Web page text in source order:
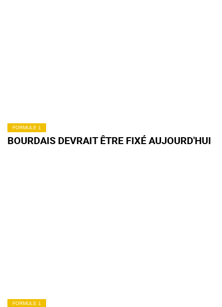
FORMULE 1
BOURDAIS DEVRAIT ÊTRE FIXÉ AUJOURD'HUI
FORMULE 1